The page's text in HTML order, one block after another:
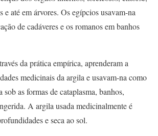
e até em árvores. Os egípcios usavam-na
de cadáveres e os romanos em banhos
da prática empírica, aprenderam a
medicinais da argila e usavam-na como
sob as formas de cataplasma, banhos,
A argila usada medicinalmente é
e seca ao sol.